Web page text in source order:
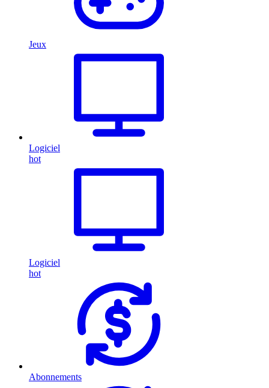
Jeux
Logiciel
hot
Logiciel
hot
Abonnements